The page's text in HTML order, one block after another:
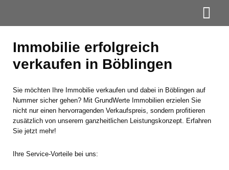
Immobilie erfolgreich
verkaufen in Böblingen
Sie möchten Ihre Immobilie verkaufen und dabei in Böblingen auf
Nummer sicher gehen? Mit GrundWerte Immobilien erzielen Sie
nicht nur einen hervorragenden Verkaufspreis, sondern profitieren
zusätzlich von unserem ganzheitlichen Leistungskonzept. Erfahren
Sie jetzt mehr!
Ihre Service-Vorteile bei uns: